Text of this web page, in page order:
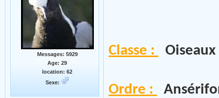
Messages: 5929
Age: 29
location: 62
Sexe:
Classe : Oiseaux
Ordre :